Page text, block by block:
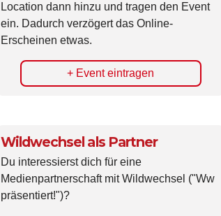
Location dann hinzu und tragen den Event
ein. Dadurch verzögert das Online-
Erscheinen etwas.
+ Event eintragen
Wildwechsel als Partner
Du interessierst dich für eine
Medienpartnerschaft mit Wildwechsel ("Ww
präsentiert!")?